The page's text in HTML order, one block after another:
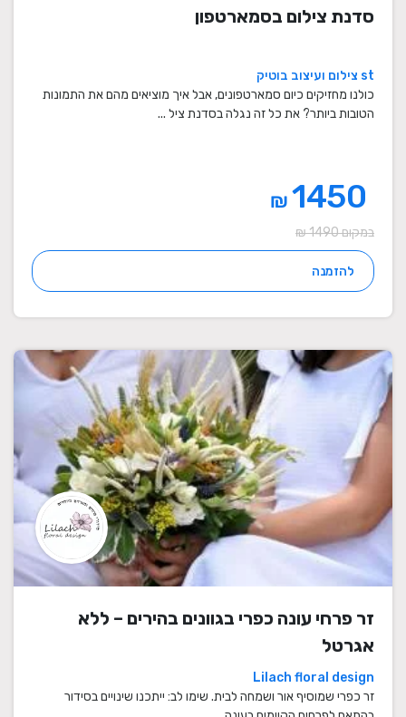
סדנת צילום בסמארטפון
st צילום ועיצוב בוטיק
כולנו מחזיקים כיום סמארטפונים, אבל איך מוציאים מהם את התמונות
הטובות ביותר? את כל זה נגלה בסדנת ציל ...
₪
במקום 1490 ₪
להזמנה
זר פרחי עונה כפרי בגוונים בהירים – ללא
אגרטל
Lilach floral design
זר כפרי שמוסיף אור ושמחה לבית. שימו לב: ייתכנו שינויים בסידור